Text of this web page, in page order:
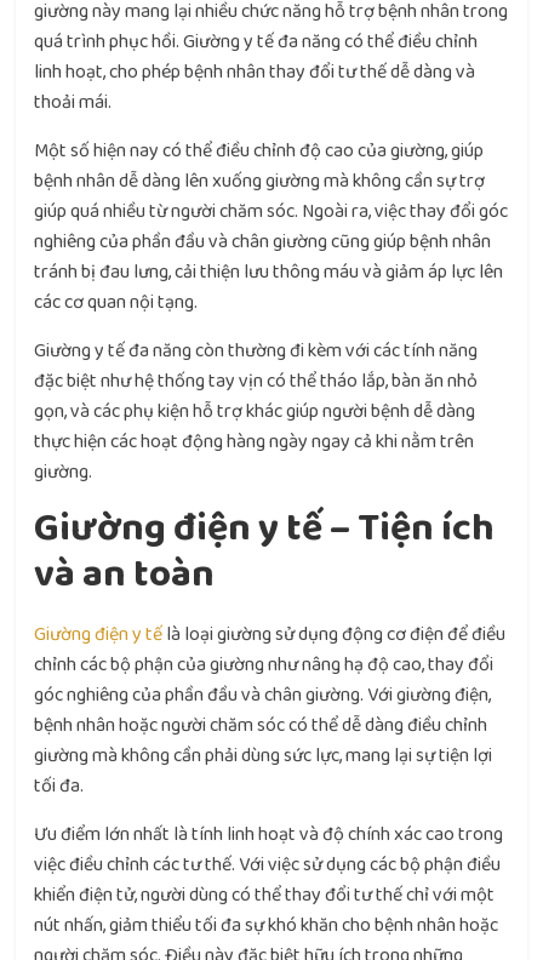
giường này mang lại nhiều chức năng hỗ trợ bệnh nhân trong
quá trình phục hồi. Giường y tế đa năng có thể điều chỉnh
linh hoạt, cho phép bệnh nhân thay đổi tư thế dễ dàng và
thoải mái.
Một số hiện nay có thể điều chỉnh độ cao của giường, giúp
bệnh nhân dễ dàng lên xuống giường mà không cần sự trợ
giúp quá nhiều từ người chăm sóc. Ngoài ra, việc thay đổi góc
nghiêng của phần đầu và chân giường cũng giúp bệnh nhân
tránh bị đau lưng, cải thiện lưu thông máu và giảm áp lực lên
các cơ quan nội tạng.
Giường y tế đa năng còn thường đi kèm với các tính năng
đặc biệt như hệ thống tay vịn có thể tháo lắp, bàn ăn nhỏ
gọn, và các phụ kiện hỗ trợ khác giúp người bệnh dễ dàng
thực hiện các hoạt động hàng ngày ngay cả khi nằm trên
giường.
Giường điện y tế – Tiện ích
và an toàn
Giường điện y tếlà loại giường sử dụng động cơ điện để điều
chỉnh các bộ phận của giường như nâng hạ độ cao, thay đổi
góc nghiêng của phần đầu và chân giường. Với giường điện,
bệnh nhân hoặc người chăm sóc có thể dễ dàng điều chỉnh
giường mà không cần phải dùng sức lực, mang lại sự tiện lợi
tối đa.
Ưu điểm lớn nhất là tính linh hoạt và độ chính xác cao trong
việc điều chỉnh các tư thế. Với việc sử dụng các bộ phận điều
khiển điện tử, người dùng có thể thay đổi tư thế chỉ với một
nút nhấn, giảm thiểu tối đa sự khó khăn cho bệnh nhân hoặc